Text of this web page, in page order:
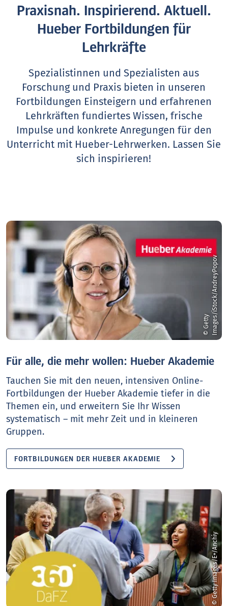
Praxisnah. Inspirierend. Aktuell.
Hueber Fortbildungen für
Lehrkräfte
Spezialistinnen und Spezialisten aus
Forschung und Praxis bieten in unseren
Fortbildungen Einsteigern und erfahrenen
Lehrkräften fundiertes Wissen, frische
Impulse und konkrete Anregungen für den
Unterricht mit Hueber-Lehrwerken. Lassen Sie
sich inspirieren!
©
G
e
t
t
y
I
m
a
g
e
s
/
i
S
t
o
c
k
/
A
n
d
r
e
y
P
o
p
ov
Für alle, die mehr wollen: Hueber Akademie
Tauchen Sie mit den neuen, intensiven Online-
Fortbildungen der Hueber Akademie tiefer in die
Themen ein, und erweitern Sie Ihr Wissen
systematisch – mit mehr Zeit und in kleineren
Gruppen.
FORTBILDUNGEN DER HUEBER AKADEMIE
© Getty Images/E+/Anchiy